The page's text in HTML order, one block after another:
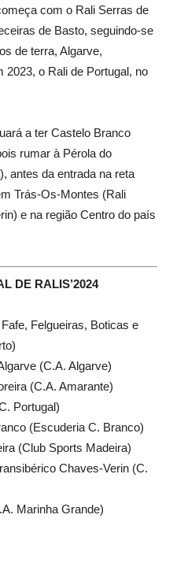
com o Rali Serras de
de Basto, seguindo-se
de terra, Algarve,
2023, o Rali de Portugal, no
a ter Castelo Branco
rumar à Pérola do
antes da entrada na reta
Trás-Os-Montes (Rali
e na região Centro do país
DE RALIS’2024
Felgueiras, Boticas e
(C.A. Algarve)
(C.A. Amarante)
Portugal)
(Escuderia C. Branco)
(Club Sports Madeira)
Chaves-Verin (C.
Marinha Grande)